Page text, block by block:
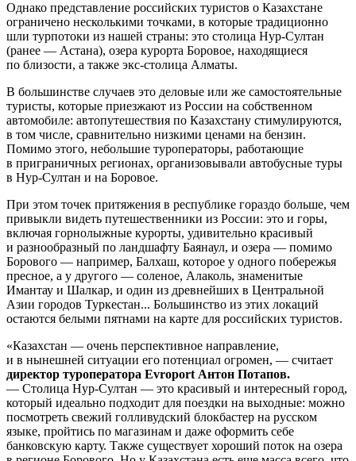
Однако представление российских туристов о Казахстане
ограничено несколькими точками, в которые традиционно
шли турпотоки из нашей страны: это столица Нур-Султан
(ранее — Астана), озера курорта Боровое, находящиеся
по близости, а также экс-столица Алматы.
В большинстве случаев это деловые или же самостоятельные
туристы, которые приезжают из России на собственном
автомобиле: автопутешествия по Казахстану стимулируются,
в том числе, сравнительно низкими ценами на бензин.
Помимо этого, небольшие туроператоры, работающие
в приграничных регионах, организовывали автобусные туры
в Нур-Султан и на Боровое.
При этом точек притяжения в республике гораздо больше, чем
привыкли видеть путешественники из России: это и горы,
включая горнолыжные курорты, удивительно красивый
и разнообразный по ландшафту Баянаул, и озера — помимо
Борового — например, Балхаш, которое у одного побережья
пресное, а у другого — соленое, Алаколь, знаменитые
Имантау и Шалкар, и один из древнейших в Центральной
Азии городов Туркестан... Большинство из этих локаций
остаются белыми пятнами на карте для российских туристов.
«Казахстан — очень перспективное направление,
и в нынешней ситуации его потенциал огромен, — считает
директор туроператора Evroport Антон Потапов.
— Столица Нур-Султан — это красивый и интересный город,
который идеально подходит для поездки на выходные: можно
посмотреть свежий голливудский блокбастер на русском
языке, пройтись по магазинам и даже оформить себе
банковскую карту. Также существует хороший поток на озера